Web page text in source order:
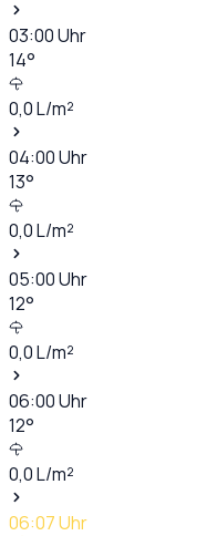
03:00Uhr
14°
0,0L/m²
04:00Uhr
13°
0,0L/m²
05:00Uhr
12°
0,0L/m²
06:00Uhr
12°
0,0L/m²
06:07Uhr